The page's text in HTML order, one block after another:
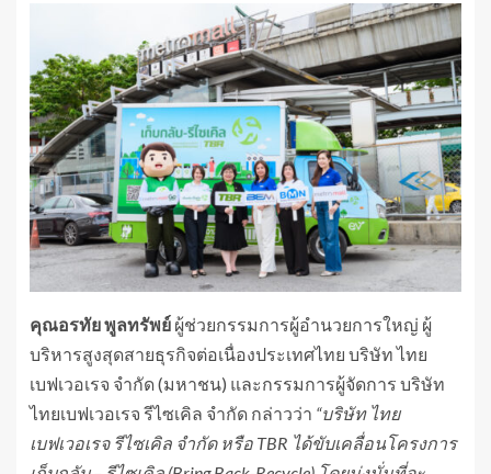
คุณอรทัย พูลทรัพย์ ผู้ช่วยกรรมการผู้อำนวยการใหญ่ ผู้
บริหารสูงสุดสายธุรกิจต่อเนื่องประเทศไทย บริษัท ไทย
เบฟเวอเรจ จำกัด (มหาชน) และกรรมการผู้จัดการ บริษัท
ไทยเบฟเวอเรจ รีไซเคิล จำกัด กล่าวว่า “บริษัท ไทย
เบฟเวอเรจ รีไซเคิล จำกัด หรือ TBR ได้ขับเคลื่อนโครงการ